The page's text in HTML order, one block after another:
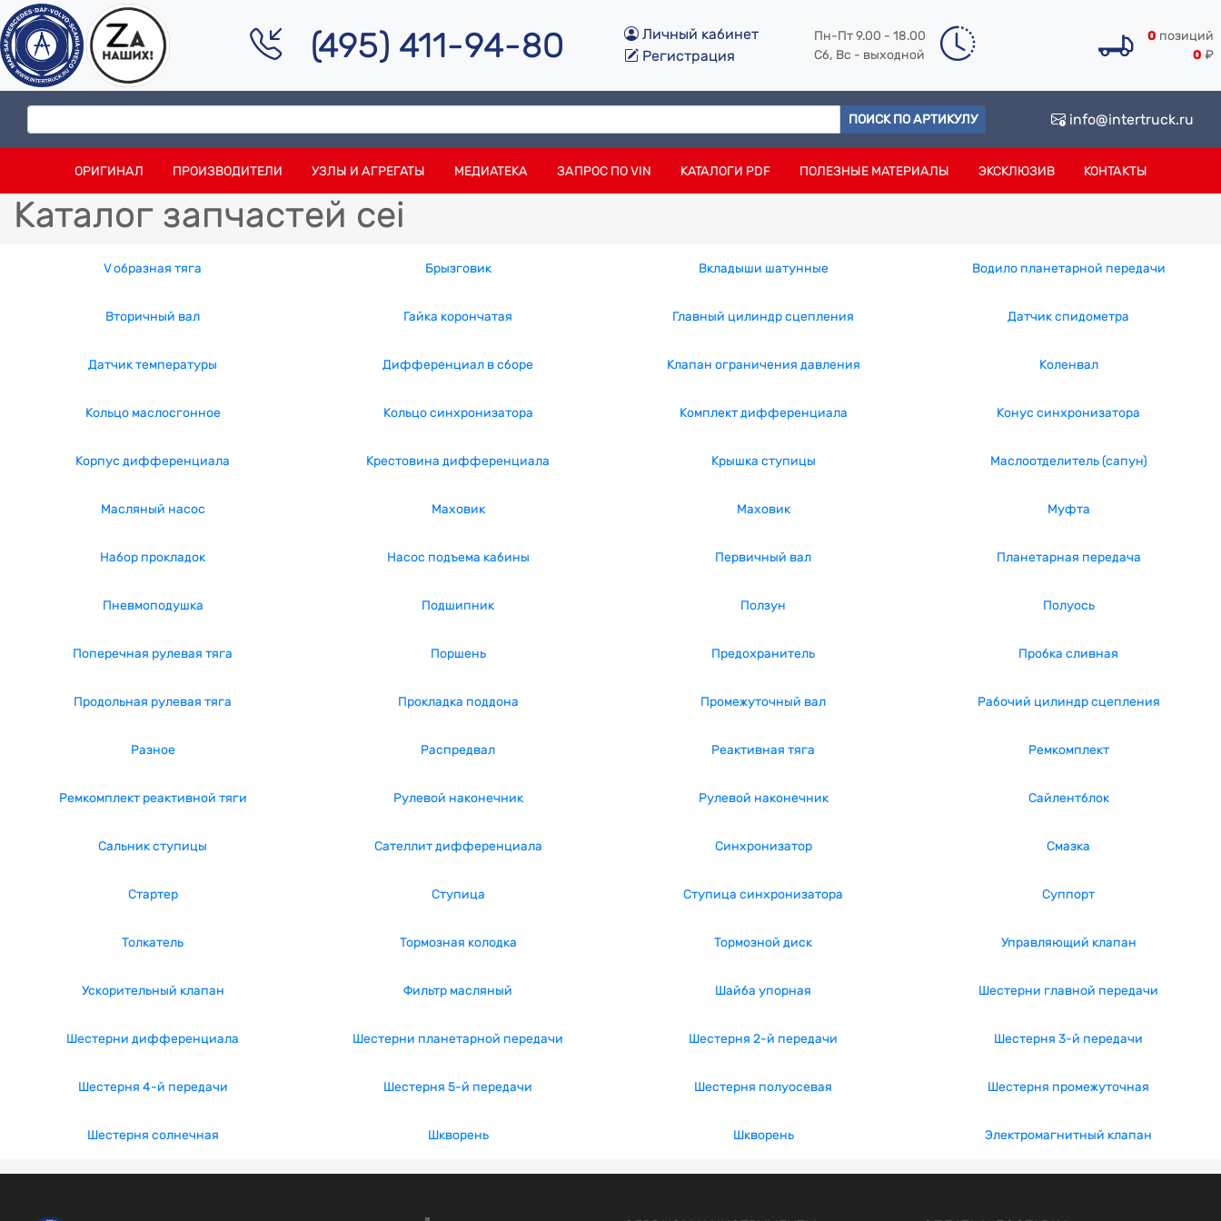
(495) 411-94-80
Личный кабинет
Регистрация
Пн-Пт 9.00 - 18.00
Сб, Вс - выходной
0 позиций
0 ₽
ПОИСК ПО АРТИКУЛУ info@intertruck.ru
ОРИГИНАЛ ПРОИЗВОДИТЕЛИ УЗЛЫ И АГРЕГАТЫ МЕДИАТЕКА ЗАПРОС ПО VIN КАТАЛОГИ PDF ПОЛЕЗНЫЕ МАТЕРИАЛЫ ЭКСКЛЮЗИВ КОНТАКТЫ
Каталог запчастей cei
V образная тяга Брызговик Вкладыши шатунные Водило планетарной передачи
Вторичный вал Гайка корончатая Главный цилиндр сцепления Датчик спидометра
Датчик температуры Дифференциал в сборе Клапан ограничения давления Коленвал
Кольцо маслосгонное Кольцо синхронизатора Комплект дифференциала Конус синхронизатора
Корпус дифференциала Крестовина дифференциала Крышка ступицы Маслоотделитель (сапун)
Масляный насос Маховик Маховик Муфта
Набор прокладок Насос подъема кабины Первичный вал Планетарная передача
Пневмоподушка Подшипник Ползун Полуось
Поперечная рулевая тяга Поршень Предохранитель Пробка сливная
Продольная рулевая тяга Прокладка поддона Промежуточный вал Рабочий цилиндр сцепления
Разное Распредвал Реактивная тяга Ремкомплект
Ремкомплект реактивной тяги Рулевой наконечник Рулевой наконечник Сайлентблок
Сальник ступицы Сателлит дифференциала Синхронизатор Смазка
Стартер Ступица Ступица синхронизатора Суппорт
Толкатель Тормозная колодка Тормозной диск Управляющий клапан
Ускорительный клапан Фильтр масляный Шайба упорная Шестерни главной передачи
Шестерни дифференциала Шестерни планетарной передачи Шестерня 2-й передачи Шестерня 3-й передачи
Шестерня 4-й передачи Шестерня 5-й передачи Шестерня полуосевая Шестерня промежуточная
Шестерня солнечная Шкворень Шкворень Электромагнитный клапан